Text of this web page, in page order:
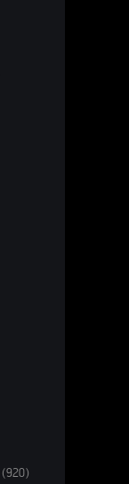
(920)